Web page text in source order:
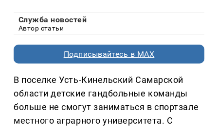
Служба новостей
Автор статьи
Подписывайтесь в MAX
В поселке Усть-Кинельский Самарской
области детские гандбольные команды
больше не смогут заниматься в спортзале
местного аграрного университета. С